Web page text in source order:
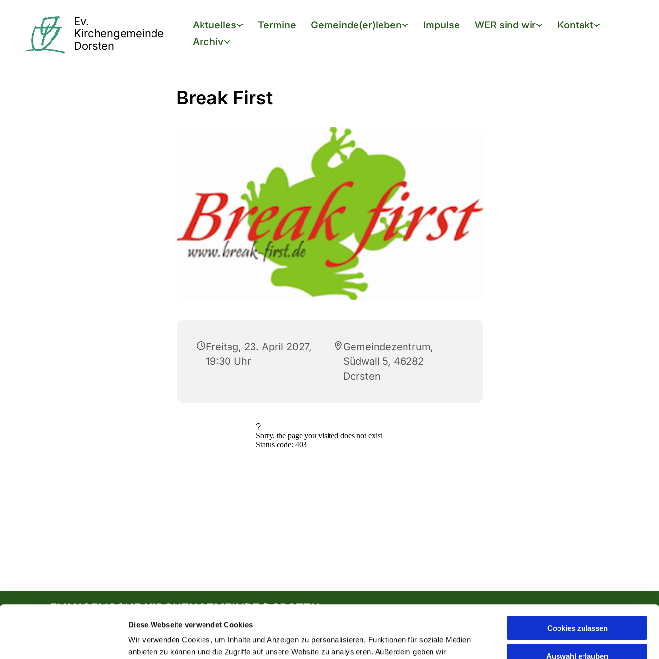
Diese Webseite verwendet Cookies
Wir verwenden Cookies, um Inhalte und Anzeigen zu personalisieren, Funktionen für soziale Medien
anbieten zu können und die Zugriffe auf unsere Website zu analysieren. Außerdem geben wir
Cookies zulassen
Auswahl erlauben
Ev.
Kirchengemeinde
Dorsten
Aktuelles Termine Gemeinde(er)leben Impulse WER sind wir
Kontakt
Archiv
Break First
Freitag, 23. April 2027,
19:30 Uhr
Gemeindezentrum,
Südwall 5, 46282
Dorsten
EVANGELISCHE KIRCHENGEMEINDE DORSTEN